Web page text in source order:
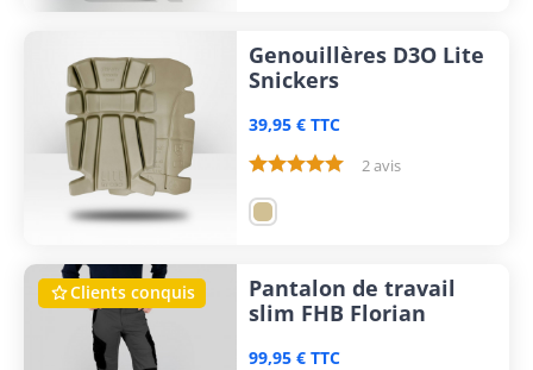
Genouillères D3O Lite
Snickers
39,95 € TTC
2 avis
Clients conquis
Pantalon de travail
slim FHB Florian
99,95 € TTC